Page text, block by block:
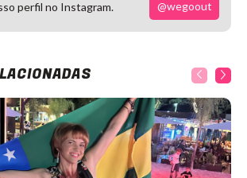
perfil no Instagram. @wegoout